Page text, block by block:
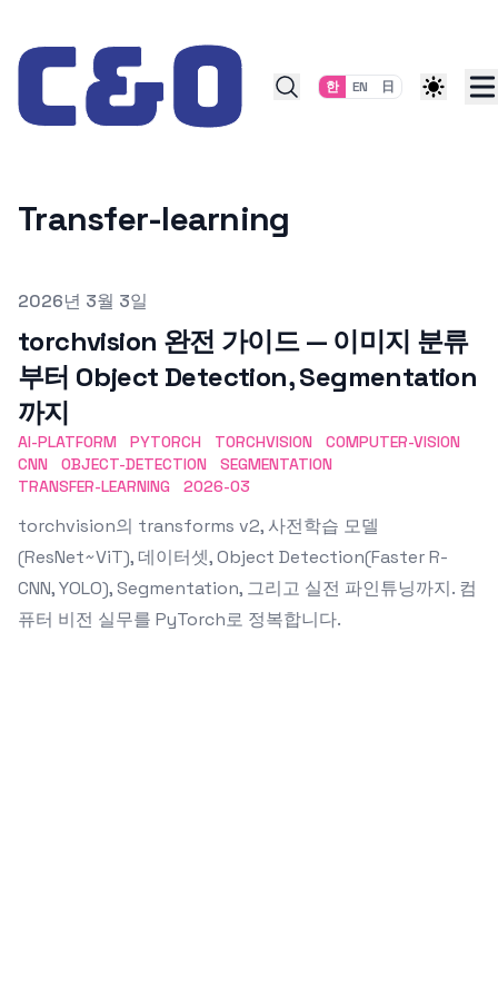
한 EN 日
Transfer-learning
Published on
2026년 3월 3일
torchvision 완전 가이드 — 이미지 분류
부터 Object Detection, Segmentation
까지
AI-PLATFORM PYTORCH TORCHVISION
COMPUTER-VISION
CNN
OBJECT-DETECTION
SEGMENTATION
TRANSFER-LEARNING
2026-03
torchvision의 transforms v2, 사전학습 모델
(ResNet~ViT), 데이터셋, Object Detection(Faster R-
CNN, YOLO), Segmentation, 그리고 실전 파인튜닝까지. 컴
퓨터 비전 실무를 PyTorch로 정복합니다.